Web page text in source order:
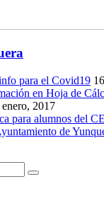
para el Covid19
en Hoja de
enero, 2017
para alumnos del
de